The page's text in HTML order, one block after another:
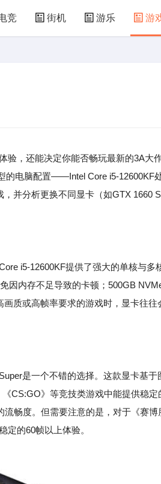
竞 街机 游乐 游
验，还能决定你能否畅玩最新的3A大
的电脑配置——Intel Core i5-12600KF处
并分析更换不同显卡（如GTX 1660
i5-12600KF提供了强大的单核与多
因内存不足导致的卡顿；500GB
质或高帧率要求的游戏时，显卡往往
是一个不错的选择。这款显卡基于
CS:GO》等竞技类游戏中能提供稳定
畅度。但需要注意的是，对于《赛博
定的60帧以上体验。